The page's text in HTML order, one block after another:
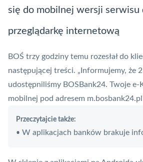
się do mobilnej wersji serwisu
przeglądarkę internetową
BOŚ trzy godziny temu rozesłał do
następującej treści. „Informujemy, że
udostępniliśmy BOSBank24. Twoje
mobilnej pod adresem
Przeczytajcie także:
• W aplikacjach banków brakuje